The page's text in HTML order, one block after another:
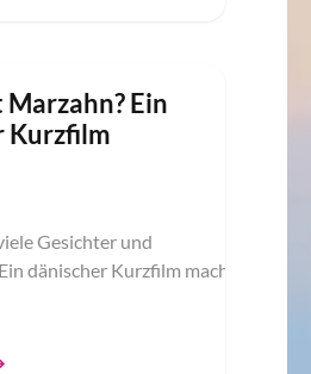
Ein
Kurzfilm
Gesichter und
dänischer Kurzfilm macht